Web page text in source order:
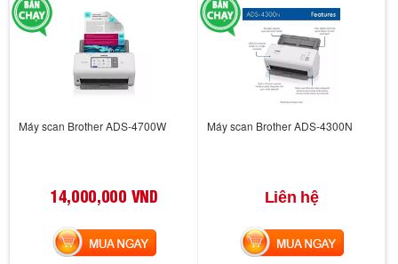
Máy scan Brother ADS-4700W
14,000,000 VND
MUA NGAY
Máy scan Brother ADS-4300N
Liên hệ
MUA NGAY